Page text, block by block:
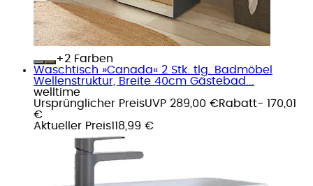
+
Farben
Waschtisch »Canada« 2 Stk. tlg. Badmöbel
Wellenstruktur, Breite 40cm Gästebad...
welltime
Ursprünglicher PreisUVP 289,00 €Rabatt- 170,01
€
Aktueller Preis118,99 €